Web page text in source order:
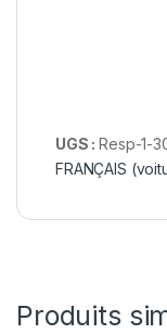
UGS :Resp-1-
FRANÇAIS
Produits